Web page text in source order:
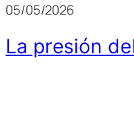
05/05/2026
La presión